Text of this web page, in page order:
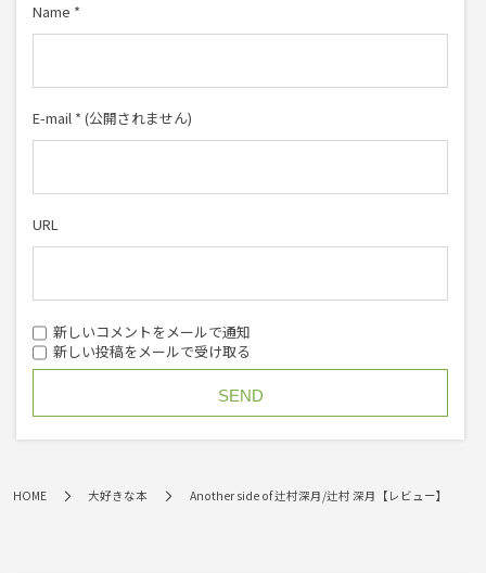
Name *
E-mail * (公開されません)
URL
新しいコメントをメールで通知
新しい投稿をメールで受け取る
HOME 大好きな本 Another side of 辻村深月/辻村 深月【レビュー】